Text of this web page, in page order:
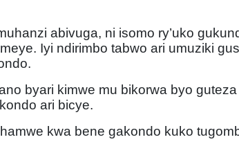
abivuga, ni isomo ry’uko
Iyi ndirimbo tabwo ari umuziki
byari kimwe mu bikorwa byo
ari bicye.
kwa bene gakondo kuko